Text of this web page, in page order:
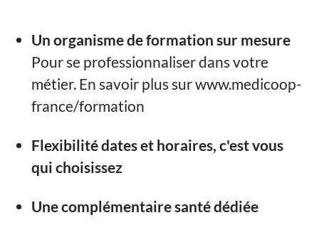
Un organisme de formation sur mesure
Pour se professionnaliser dans votre
métier. En savoir plus sur www.medicoop-
france/formation
Flexibilité dates et horaires, c'est vous
qui choisissez
Une complémentaire santé dédiée